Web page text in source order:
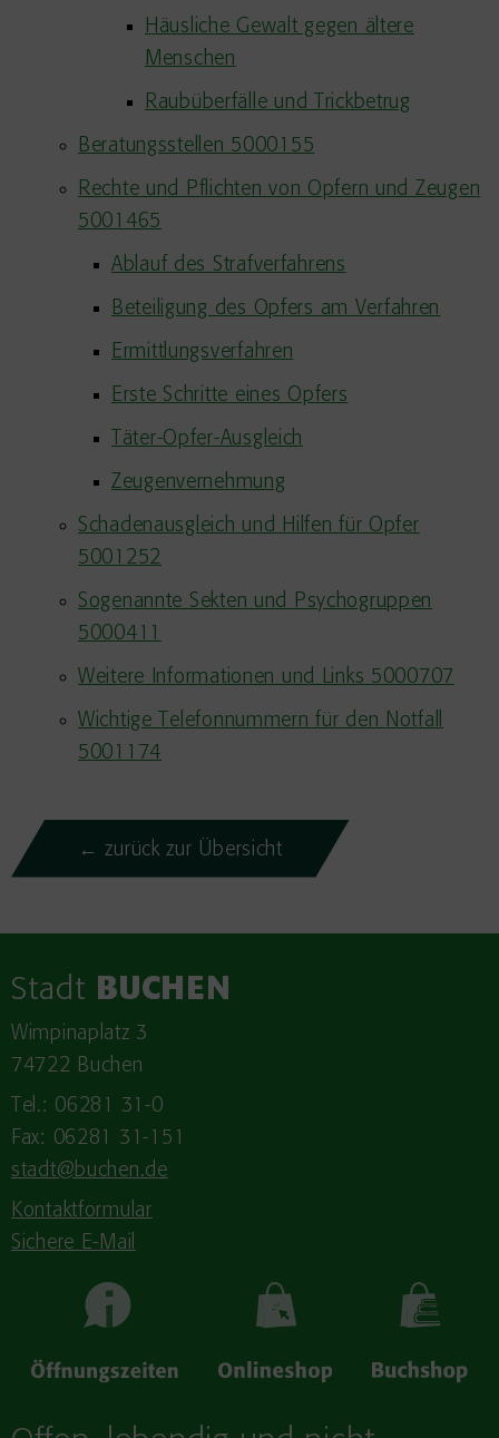
Häusliche Gewalt gegen ältere
Menschen
Raubüberfälle und Trickbetrug
Beratungsstellen 5000155
Rechte und Pflichten von Opfern und Zeugen
5001465
Ablauf des Strafverfahrens
Beteiligung des Opfers am Verfahren
Ermittlungsverfahren
Erste Schritte eines Opfers
Täter-Opfer-Ausgleich
Zeugenvernehmung
Schadenausgleich und Hilfen für Opfer
5001252
Sogenannte Sekten und Psychogruppen
5000411
Weitere Informationen und Links 5000707
Wichtige Telefonnummern für den Notfall
5001174
← zurück zur Übersicht
Stadt BUCHEN
Wimpinaplatz 3
74722 Buchen
Tel.: 06281 31-0
Fax: 06281 31-151
stadt@buchen.de
Kontaktformular
Sichere E-Mail